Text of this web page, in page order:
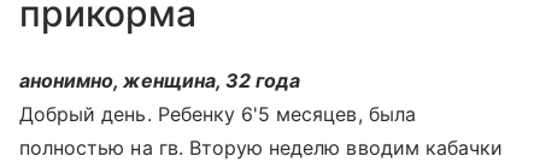
прикорма
анонимно, женщина, 32 года
Добрый день. Ребенку 6'5 месяцев, была
полностью на гв. Вторую неделю вводим кабачки